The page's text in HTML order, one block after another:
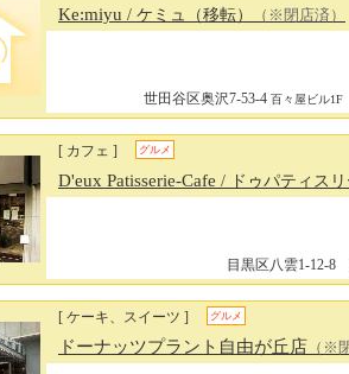
Ke:miyu / ケミュ（移転） （※閉店済）
世田谷区奥沢7-53-4 百々屋ビル1F
[ カフェ ] グルメ
D'eux Patisserie-Cafe / ドゥパティス
目黒区八雲1-12-8
[ ケーキ、スイーツ ] グルメ
ドーナッツプラント自由が丘店 （※